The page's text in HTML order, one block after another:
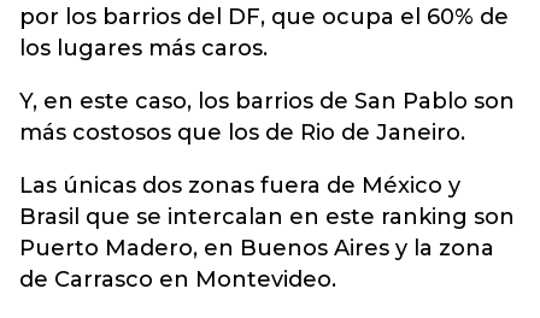
por los barrios del DF, que ocupa el 60% de
los lugares más caros.
Y, en este caso, los barrios de San Pablo son
más costosos que los de Rio de Janeiro.
Las únicas dos zonas fuera de México y
Brasil que se intercalan en este ranking son
Puerto Madero, en Buenos Aires y la zona
de Carrasco en Montevideo.